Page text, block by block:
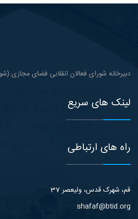
دبیرخانه شورای فعالان انقلابی فضای مجازی
لینک های سریع
راه های ارتباطی
قم، شهرک قدس، ولیعصر 37
shafaf@btid.org